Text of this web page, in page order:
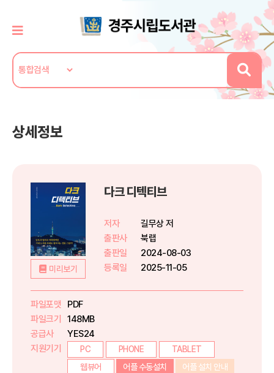
상세정보
미리보기
다크 디텍티브
저자
길무상 저
출판사
북랩
출판일
2024-08-03
등록일
2025-11-05
파일포맷
PDF
파일크기
148MB
공급사
YES24
지원기기
PC PHONE
TABLET
웹뷰어
어플 수동설치 어플 설치 안내